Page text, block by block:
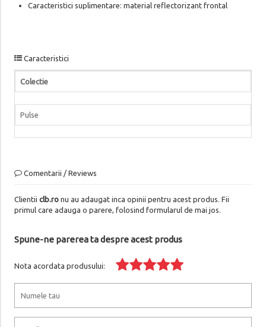
Caracteristici suplimentare: material reflectorizant frontal
Caracteristici
Colectie
Pulse
Comentarii / Reviews
Clientii clb.ronu au adaugat inca opinii pentru acest produs. Fii
primul care adauga o parere, folosind formularul de mai jos.
Spune-ne parerea ta despre acest produs
Nota acordata produsului: